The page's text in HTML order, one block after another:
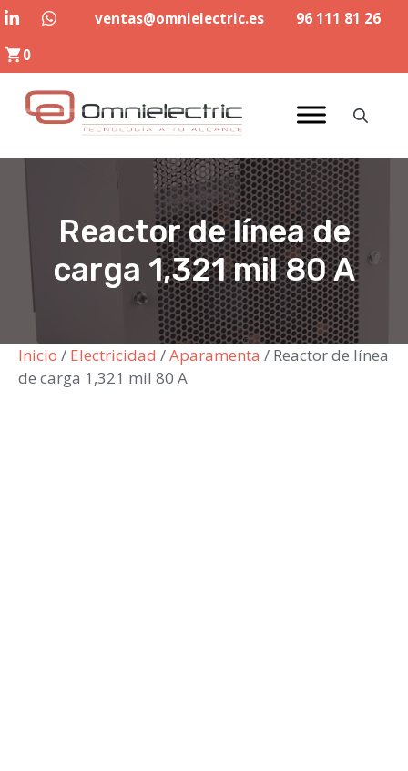
Saltar
contenido
ventas@omnielectric.es
96 111 81 26
0
Reactor de línea de
carga 1,321 mil 80 A
Inicio / Electricidad /Aparamenta / Reactor de línea
de carga 1,321 mil 80 A